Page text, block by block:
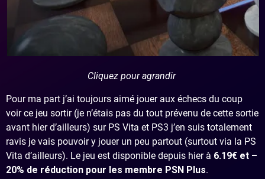
Cliquez pour agrandir
Pour ma part j’ai toujours aimé jouer aux échecs du coup
voir ce jeu sortir (je n’étais pas du tout prévenu de cette sortie
avant hier d’ailleurs) sur PS Vita et PS3 j’en suis totalement
ravis je vais pouvoir y jouer un peu partout (surtout via la PS
Vita d’ailleurs). Le jeu est disponible depuis hier à 6.19€ et –
20% de réduction pour les membre PSN Plus.